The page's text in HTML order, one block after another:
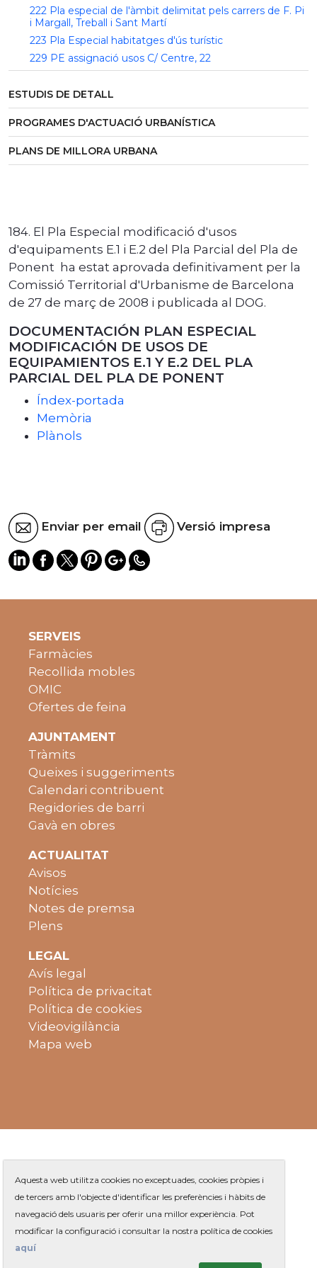
222 Pla especial de l'àmbit delimitat pels carrers de F. Pi
i Margall, Treball i Sant Martí
223 Pla Especial habitatges d'ús turístic
229 PE assignació usos C/ Centre, 22
ESTUDIS DE DETALL
PROGRAMES D'ACTUACIÓ URBANÍSTICA
PLANS DE MILLORA URBANA
184. El Pla Especial modificació d'usos
d'equipaments E.1 i E.2 del Pla Parcial del Pla de
Ponent ha estat aprovada definitivament per la
Comissió Territorial d'Urbanisme de Barcelona
de 27 de març de 2008 i publicada al DOG.
DOCUMENTACIÓN PLAN ESPECIAL
MODIFICACIÓN DE USOS DE
EQUIPAMIENTOS E.1 Y E.2 DEL PLA
PARCIAL DEL PLA DE PONENT
Índex-portada
Memòria
Plànols
Enviar per email Versió impresa
SERVEIS
Farmàcies
Recollida mobles
OMIC
Ofertes de feina
AJUNTAMENT
Tràmits
Queixes i suggeriments
Calendari contribuent
Regidories de barri
Gavà en obres
ACTUALITAT
Avisos
Notícies
Notes de premsa
Plens
LEGAL
Avís legal
Política de privacitat
Política de cookies
Videovigilància
Mapa web
Plaça de Jaume Balmes s/n
Aquesta web utilitza cookies no exceptuades, cookies pròpies i
de tercers amb l'objecte d'identificar les preferències i hàbits de
navegació dels usuaris per oferir una millor experiència. Pot
modificar la configuració i consultar la nostra política de cookies
aquí